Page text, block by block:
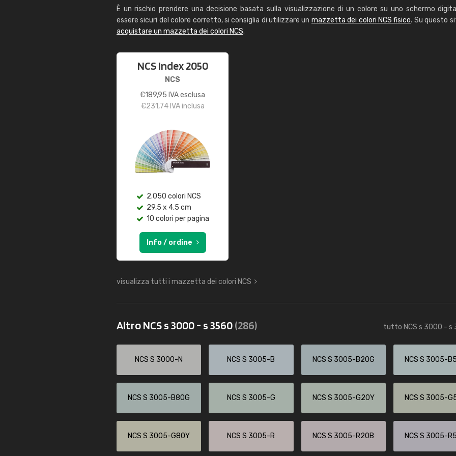
È un rischio prendere una decisione basata sulla visualizzazione di un colore su uno schermo
essere sicuri del colore corretto, si consiglia di utilizzare un mazzetta dei colori NCS fisico. Su questo
acquistare un mazzetta dei colori NCS.
NCS Index 2050
NCS
€189,95 IVA esclusa
€231,74IVA inclusa
2.050 colori NCS
29,5 x 4,5 cm
10 colori per pagina
Info / ordine
visualizza tutti i mazzetta dei colori NCS
Altro NCS s 3000 - s 3560(286) tutto NCS s 3000 - s
NCS S 3000-N NCS S 3005-B NCS S 3005-B20G NCS S 3005-
NCS S 3005-B80G NCS S 3005-G NCS S 3005-G20Y NCS S 3005-
NCS S 3005-G80Y NCS S 3005-R NCS S 3005-R20B NCS S 3005-